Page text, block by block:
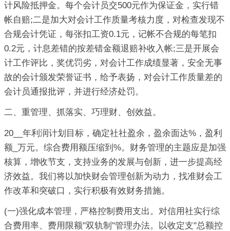
计风险抵押金。每个会计员交500元作为保证金，实行错
帐自赔;二是加大对会计工作质量考核力度，对检查发现不
合规会计凭证，每张扣工资0.1元，记帐不合规的每笔扣
0.2元，计息差错的按差错金额退赔补收入帐;三是开展会
计工作评比，奖优罚劣，对会计工作成绩显著，安全无事
故的会计颁发荣誉证书，给予表扬，对会计工作质量差的
会计员通报批评，并进行经济处罚。
二、重管理、抓落实、巧理财、创效益。
20__年利润计划目标，确定社社盈余，盈余面达%，盈利
额_万元。综合费用额压缩到%。财务管理的主题应是加强
核算，增收节支，支持业务的发展与创新，进一步提高经
济效益。我们将以加快财会管理创新为动力，找准财会工
作改革和突破口，实行积极有效财务措施。
(一)强化成本管理，严格控制费用支出。对信用社实行综
合费用率、费用限额"双轨制"管理办法。以收定支"总额控